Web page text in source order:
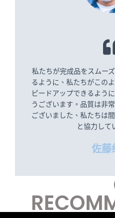
私たちが完成品をスムー
るように、私たちがこの
ピードアップできるよう
うございます。品質は非
ございました、私たちは
と協力して
佐藤